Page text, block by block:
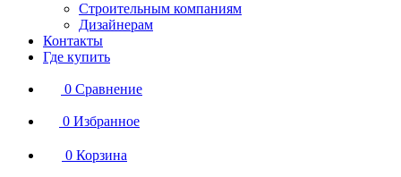
Строительным компаниям
Дизайнерам
Контакты
Где купить
0 Сравнение
0 Избранное
0 Корзина